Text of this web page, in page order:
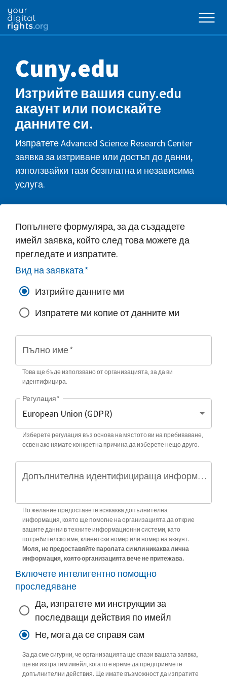
Cuny.edu
Изтрийте вашия cuny.edu
акаунт или поискайте
данните си.
Изпратете Advanced Science Research Center
заявка за изтриване или достъп до данни,
използвайки тази безплатна и независима
услуга.
Попълнете формуляра, за да създадете
имейл заявка, който след това можете да
прегледате и изпратите.
Вид на заявката*
Изтрийте данните ми
Изпратете ми копие от данните ми
Пълно име*
Това ще бъде използвано от организацията, за да ви
идентифицира.
Регулация*
Изберете регулация въз основа на мястото ви на пребиваване,
освен ако нямате конкретна причина да изберете нещо друго.
Допълнителна идентифицираща информация (по избор)
По желание предоставете всякаква допълнителна
информация, която ще помогне на организацията да открие
вашите данни в техните информационни системи, като
потребителско име, клиентски номер или номер на акаунт.
Моля, не предоставяйте паролата си или никаква лична
информация, която организацията вече не притежава.
Включете интелигентно помощно
проследяване
Да, изпратете ми инструкции за
последващи действия по имейл
Не, мога да се справя сам
За да сме сигурни, че организацията ще спази вашата заявка,
ще ви изпратим имейл, когато е време да предприемете
допълнителни действия. Ще имате възможност да изпратите